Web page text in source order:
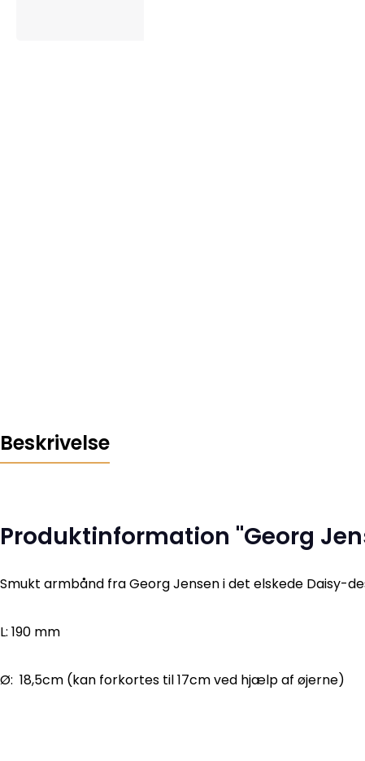
Beskrivelse
Produktinformation "Georg
Smukt armbånd fra Georg Jensen i det elskede Daisy-
L: 190 mm
Ø: 18,5cm (kan forkortes til 17cm ved hjælp af øjerne)